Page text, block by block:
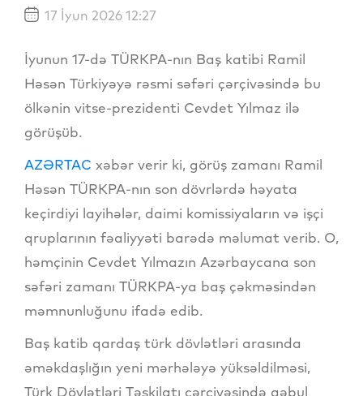
17 İyun 2026 12:27
İyunun 17-də TÜRKPA-nın Baş katibi Ramil
Həsən Türkiyəyə rəsmi səfəri çərçivəsində bu
ölkənin vitse-prezidenti Cevdet Yılmaz ilə
görüşüb.
AZƏRTAC xəbər verir ki, görüş zamanı Ramil
Həsən TÜRKPA-nın son dövrlərdə həyata
keçirdiyi layihələr, daimi komissiyaların və işçi
qruplarının fəaliyyəti barədə məlumat verib. O,
həmçinin Cevdet Yılmazın Azərbaycana son
səfəri zamanı TÜRKPA-ya baş çəkməsindən
məmnunluğunu ifadə edib.
Baş katib qardaş türk dövlətləri arasında
əməkdaşlığın yeni mərhələyə yüksəldilməsi,
Türk Dövlətləri Təşkilatı çərçivəsində qəbul